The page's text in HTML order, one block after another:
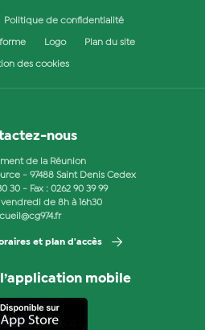
Politique de confidentialité
Logo Plan du site
des cookies
nous
de la Réunion
- 97488 Saint Denis Cedex
30 - Fax : 0262 90 39 99
vendredi de 8h à 16h30
et plan d'accès
mobile